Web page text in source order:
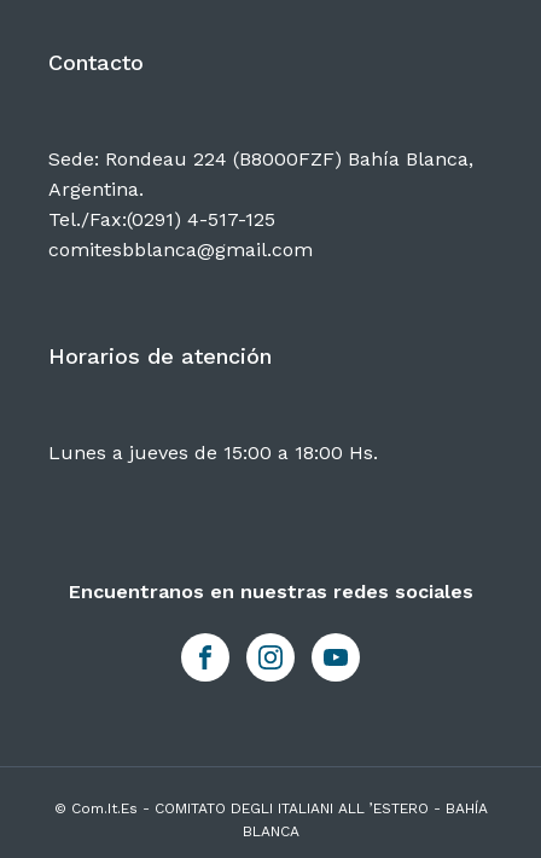
Contacto
Sede: Rondeau 224 (B8000FZF) Bahía Blanca,
Argentina.
Tel./Fax:(0291) 4-517-125
comitesbblanca@gmail.com
Horarios de atención
Lunes a jueves de 15:00 a 18:00 Hs.
Encuentranos en nuestras redes sociales
© Com.It.Es - COMITATO DEGLI ITALIANI ALL ’ESTERO - BAHÍA
BLANCA